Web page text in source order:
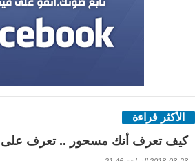
الأكثر قراءة
كيف تعرف أنك مسحور .. تعرف على